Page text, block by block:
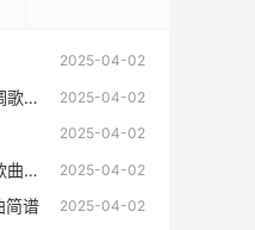
2025-04-02
2025-04-02
谱
2025-04-02
2025-04-02
谱
2025-04-02
简谱